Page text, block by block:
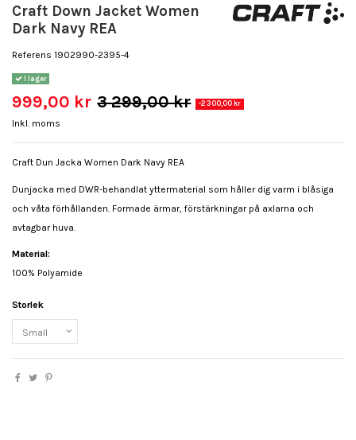
Craft Down Jacket Women
Dark Navy REA
Referens 1902990-2395-4
I lager
999,00 kr 3 299,00 kr -2 300,00 kr
Inkl. moms
Craft Dun Jacka Women Dark Navy REA
Dunjacka med DWR-behandlat yttermaterial som håller dig varm i blåsiga
och våta förhållanden. Formade ärmar, förstärkningar på axlarna och
avtagbar huva.
Material:
100% Polyamide
Storlek